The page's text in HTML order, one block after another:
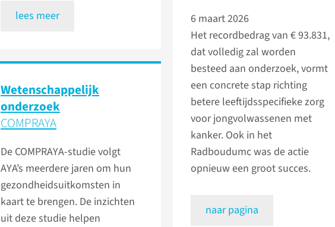
lees meer
6 maart 2026
Het record­bedrag van € 93.831,
dat volledig zal worden
besteed aan onderzoek, vormt
een concrete stap richting
betere leeftijdsspecifieke zorg
voor jongvolwassenen met
kanker. Ook in het
Radboudumc was de actie
opnieuw een groot succes.
naar pagina
Wetenschap­pelijk
onderzoek
COMPRAYA
De COMPRAYA-studie volgt
AYA’s meerdere jaren om hun
gezondheidsuitkomsten in
kaart te brengen. De inzichten
uit deze studie helpen